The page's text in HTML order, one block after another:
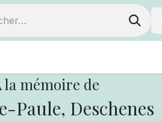
la mémoire de
Paule, Deschenes